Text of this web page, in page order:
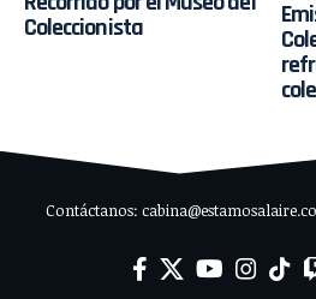
Coleccionista
Contáctanos: